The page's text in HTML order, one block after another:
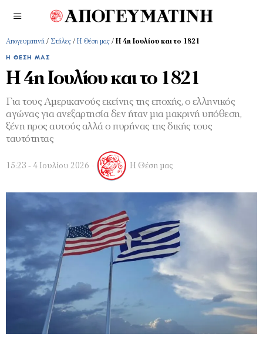
Απογευματινή / Στήλες / Η Θέση μας / Η 4η Ιουλίου και το 1821
Η ΘΈΣΗ ΜΑΣ
Η 4η Ιουλίου και το 1821
Για τους Αμερικανούς εκείνης της εποχής, ο ελληνικός
αγώνας για ανεξαρτησία δεν ήταν μια μακρινή υπόθεση,
ξένη προς αυτούς αλλά ο πυρήνας της δικής τους
ταυτότητας
15:23 - 4 Ιουλίου 2026 Η Θέση μας